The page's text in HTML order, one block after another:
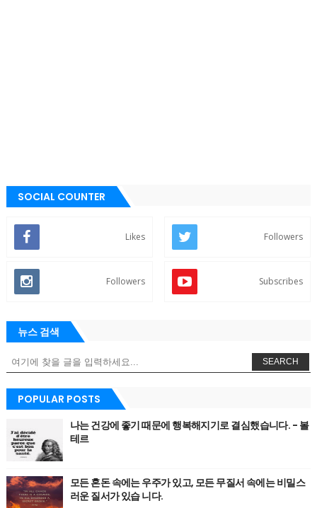
SOCIAL COUNTER
Likes Followers
Followers Subscribes
뉴스 검색
SEARCH
POPULAR POSTS
나는 건강에 좋기 때문에 행복해지기로 결심했습니다. - 볼
테르
모든 혼돈 속에는 우주가 있고, 모든 무질서 속에는 비밀스
러운 질서가 있습 니다.